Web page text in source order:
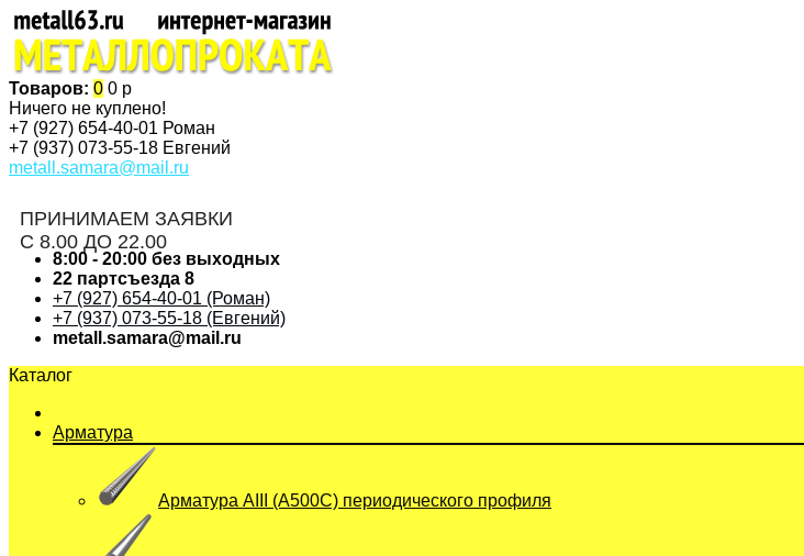
Товаров: 0 0 р
Ничего не куплено!
+7 (927) 654-40-01 Роман
+7 (937) 073-55-18 Евгений
metall.samara@mail.ru
ПРИНИМАЕМ ЗАЯВКИ
С 8.00 ДО 22.00
8:00 - 20:00 без выходных
22 партсъезда 8
+7 (927) 654-40-01 (Роман)
+7 (937) 073-55-18 (Евгений)
metall.samara@mail.ru
Каталог
Арматура
Арматура АIII (А500С) периодического профиля